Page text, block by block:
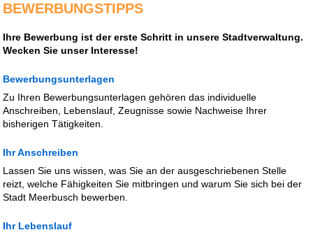
BEWERBUNGSTIPPS
Ihre Bewerbung ist der erste Schritt in unsere Stadtverwaltung.
Wecken Sie unser Interesse!
Bewerbungsunterlagen
Zu Ihren Bewerbungsunterlagen gehören das individuelle
Anschreiben, Lebenslauf, Zeugnisse sowie Nachweise Ihrer
bisherigen Tätigkeiten.
Ihr Anschreiben
Lassen Sie uns wissen, was Sie an der ausgeschriebenen Stelle
reizt, welche Fähigkeiten Sie mitbringen und warum Sie sich bei der
Stadt Meerbusch bewerben.
Ihr Lebenslauf